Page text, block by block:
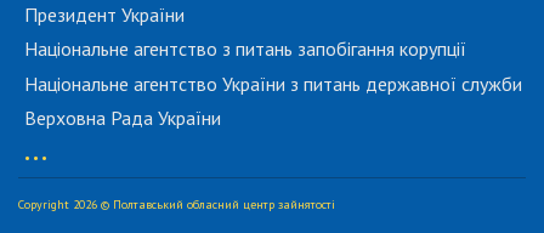
Президент України
Національне агентство з питань запобігання корупції
Національне агентство України з питань державної служби
Верховна Рада України
...
Copyright 2026 © Полтавський обласний центр зайнятості